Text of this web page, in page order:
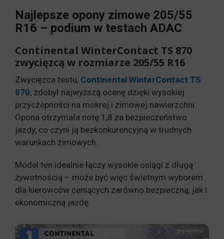
Winrun Winter-max A1
WR22
niedostateczna
(mangelhaft)
Najlepsze opony zimowe 205/55
R16 – podium w testach ADAC
Continental WinterContact TS 870
zwycięzcą w rozmiarze 205/55 R16
Zwycięzca testu, Continental WinterContact TS
870, zdobył najwyższą ocenę dzięki wysokiej
przyczepności na mokrej i zimowej nawierzchni.
Opona otrzymała notę 1,8 za bezpieczeństwo
jazdy, co czyni ją bezkonkurencyjną w trudnych
warunkach zimowych.
Model ten idealnie łączy wysokie osiągi z długą
żywotnością – może być więc świetnym wyborem
dla kierowców ceniących zarówno bezpieczną, jak i
ekonomiczną jazdę.